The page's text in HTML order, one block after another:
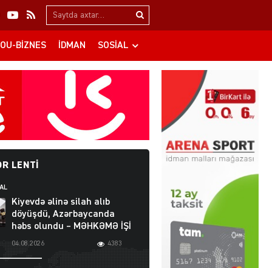
Search…
BIZNES İDMAN SOSIAL
LENTI
Kiyevdə əlinə silah alıb
döyüşdü, Azərbaycanda
həbs olundu – MƏHKƏMƏ İŞİ
04.08.2026 4383